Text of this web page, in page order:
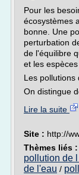
Pour les
écosystèmes
bonne. Une
perturbation
de l'équilibre
et les
Les pollutions
On distingue
Lire la suite
Site : http://
Thèmes liés :
pollution de
de l'eau /